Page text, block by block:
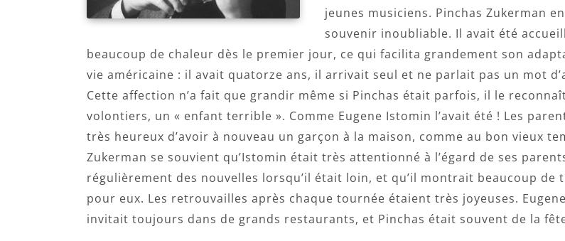
jeunes musiciens. Pinchas Zukerman
souvenir inoubliable. Il avait été
beaucoup de chaleur dès le premier jour, ce qui facilita grandement son
vie américaine : il avait quatorze ans, il arrivait seul et ne parlait pas un mot
Cette affection n’a fait que grandir même si Pinchas était parfois, il le
volontiers, un « enfant terrible ». Comme Eugene Istomin l’avait été ! Les
très heureux d’avoir à nouveau un garçon à la maison, comme au bon vieux
Zukerman se souvient qu’Istomin était très attentionné à l’égard de ses
régulièrement des nouvelles lorsqu’il était loin, et qu’il montrait beaucoup de
pour eux. Les retrouvailles après chaque tournée étaient très joyeuses.
invitait toujours dans de grands restaurants, et Pinchas était souvent de la